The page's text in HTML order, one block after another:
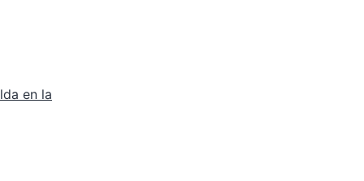
en la